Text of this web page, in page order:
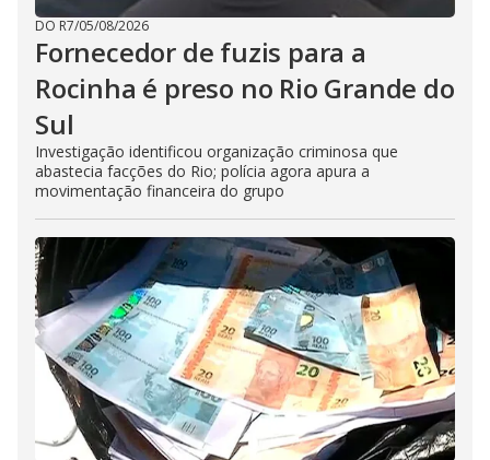
DO R7/05/08/2026
Fornecedor de fuzis para a
Rocinha é preso no Rio Grande do
Sul
Investigação identificou organização criminosa que
abastecia facções do Rio; polícia agora apura a
movimentação financeira do grupo